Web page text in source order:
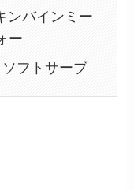
ンバインミー
ー
フトサーブ